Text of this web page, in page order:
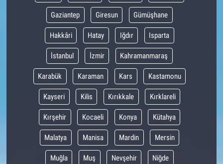
Gaziantep Giresun Gümüşhane
Hakkâri Hatay Iğdır Isparta
İstanbul İzmir Kahramanmaraş
Karabük Karaman Kars Kastamonu
Kayseri Kilis Kırıkkale Kırklareli
Kırşehir Kocaeli Konya Kütahya
Malatya Manisa Mardin Mersin
Muğla Muş Nevşehir Niğde